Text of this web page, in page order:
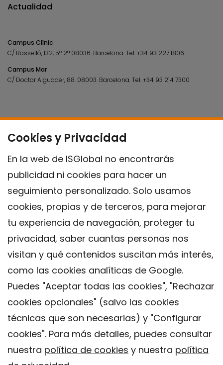
Cookies y Privacidad
En la web de ISGlobal no encontrarás
publicidad ni cookies para hacer un
seguimiento personalizado. Solo usamos
cookies, propias y de terceros, para mejorar
tu experiencia de navegación, proteger tu
privacidad, saber cuantas personas nos
visitan y qué contenidos suscitan más interés,
como las cookies analíticas de Google.
Puedes "Aceptar todas las cookies", "Rechazar
cookies opcionales" (salvo las cookies
técnicas que son necesarias) y "Configurar
cookies". Para más detalles, puedes consultar
nuestra política de cookies y nuestra política
Actualidad
Campus Clínic
C/ Rosselló, 132, 5º 2ª 08036. Barcelona.Tel.+34 93 227 1806
Campus Mar
C/ Doctor Aiguader, 88. 08003. Barcelona.Tel.+34 93 214 7300
Contacto
Política de privacidad